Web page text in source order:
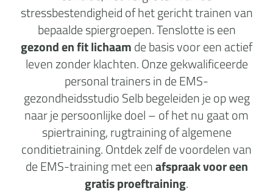
stressbestendigheid of het gericht trainen van
bepaalde spiergroepen. Tenslotte is een
gezond en fit lichaamde basis voor een actief
leven zonder klachten. Onze gekwalificeerde
personal trainers in de EMS-
gezondheidsstudio Selb begeleiden je op weg
naar je persoonlijke doel – of het nu gaat om
spiertraining, rugtraining of algemene
conditietraining. Ontdek zelf de voordelen van
de EMS-training met eenafspraak voor een
gratis proeftraining.